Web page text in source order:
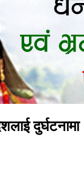
दुर्घटनामा